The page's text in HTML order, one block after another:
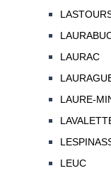
LAURAC
LAURE-
LEUC